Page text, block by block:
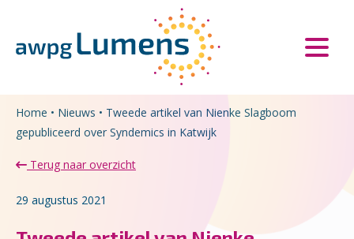
Home • Nieuws • Tweede artikel van Nienke Slagboom
gepubliceerd over Syndemics in Katwijk
Terug naar overzicht
29 augustus 2021